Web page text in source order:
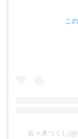
こ
佐々木つくし